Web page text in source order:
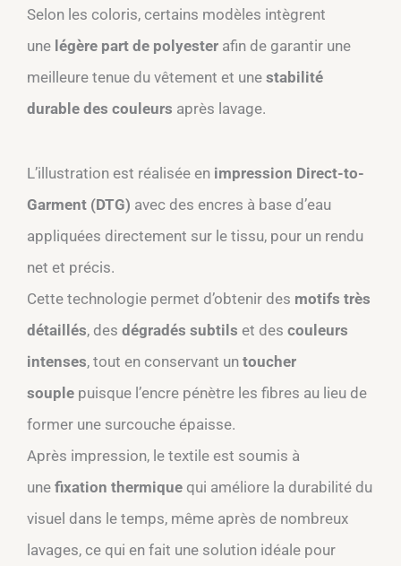
Selon les coloris, certains modèles intègrent
une légère part de polyester afin de garantir une
meilleure tenue du vêtement et une stabilité
durable des couleurs après lavage.​
L’illustration est réalisée en impression Direct-to-
Garment (DTG) avec des encres à base d’eau
appliquées directement sur le tissu, pour un rendu
net et précis.​
Cette technologie permet d’obtenir des motifs très
détaillés, des dégradés subtils et des couleurs
intenses, tout en conservant un toucher
souple puisque l’encre pénètre les fibres au lieu de
former une surcouche épaisse.​
Après impression, le textile est soumis à
une fixation thermique qui améliore la durabilité du
visuel dans le temps, même après de nombreux
lavages, ce qui en fait une solution idéale pour